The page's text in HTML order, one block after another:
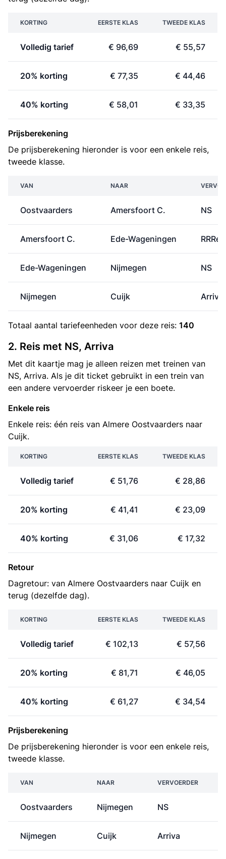
KORTING EERSTE KLAS TWEEDE KLAS
Volledig tarief € 96,69 € 55,57
20% korting € 77,35 € 44,46
40% korting € 58,01 € 33,35
Prijsberekening
De prijsberekening hieronder is voor een enkele reis,
tweede klasse.
VAN NAAR
Oostvaarders Amersfoort C. NS
Amersfoort C. Ede-Wageningen
Ede-Wageningen Nijmegen NS
Nijmegen Cuijk Arriva
Totaal aantal tariefeenheden voor deze reis: 140
2. Reis met NS, Arriva
Met dit kaartje mag je alleen reizen met treinen van
NS, Arriva. Als je dit ticket gebruikt in een trein van
een andere vervoerder riskeer je een boete.
Enkele reis
Enkele reis: één reis van Almere Oostvaarders naar
Cuijk.
KORTING EERSTE KLAS TWEEDE KLAS
Volledig tarief € 51,76 € 28,86
20% korting € 41,41 € 23,09
40% korting € 31,06 € 17,32
Retour
Dagretour: van Almere Oostvaarders naar Cuijk en
terug (dezelfde dag).
KORTING EERSTE KLAS TWEEDE KLAS
Volledig tarief € 102,13 € 57,56
20% korting € 81,71 € 46,05
40% korting € 61,27 € 34,54
Prijsberekening
De prijsberekening hieronder is voor een enkele reis,
tweede klasse.
VAN NAAR VERVOERDER
Oostvaarders Nijmegen NS
Nijmegen Cuijk Arriva